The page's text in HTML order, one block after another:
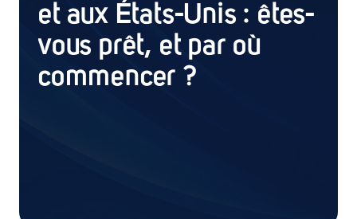
et aux États-Unis : êtes-
vous prêt, et par où
commencer ?